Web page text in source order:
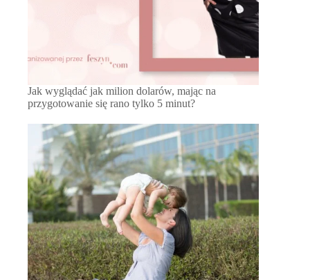
Jak wyglądać jak milion dolarów, mając na
przygotowanie się rano tylko 5 minut?